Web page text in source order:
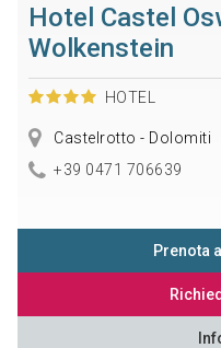
Hotel Castel
Wolkenstein
HOTEL
Castelrotto - Dolomiti
+39 0471 706639
Prenota